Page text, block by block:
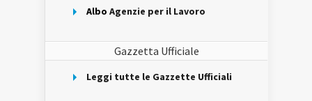
Albo Agenzie per il Lavoro
Gazzetta Ufficiale
Leggi tutte le Gazzette Ufficiali